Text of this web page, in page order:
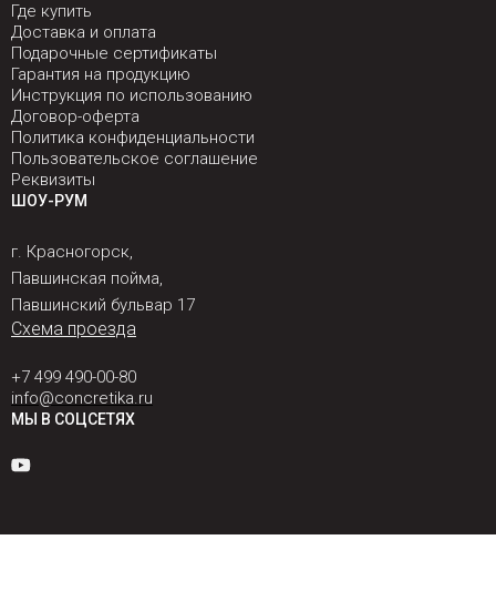
Где купить
Доставка и оплата
Подарочные сертификаты
Гарантия на продукцию
Инструкция по использованию
Договор-оферта
Политика конфиденциальности
Пользовательское соглашение
Реквизиты
ШОУ-РУМ
г. Красногорск,
Павшинская пойма,
Павшинский бульвар 17
Схема проезда
+7 499 490-00-80
info@concretika.ru
МЫ В СОЦСЕТЯХ